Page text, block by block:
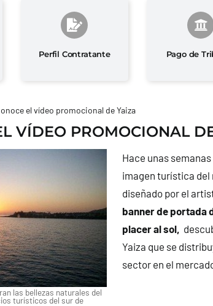
Perfil Contratante Pago de
el vídeo promocional de Yaiza
VÍDEO PROMOCIONAL
las bellezas naturales del
turísticos del sur de
Hace unas
imagen turística del
diseñado por el
banner de portada
placer al sol,
Yaiza que se
sector en el